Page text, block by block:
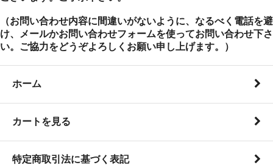
（お問い合わせ内容に間違いがないように、なるべく電話を避
け、メールかお問い合わせフォームを使ってお問い合わせ下さ
い。ご協力をどうぞよろしくお願い申し上げます。）
ホーム
カートを見る
特定商取引法に基づく表記